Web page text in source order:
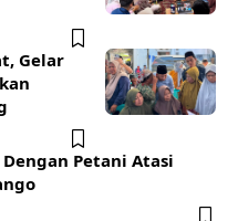
Gelar
Petani Atasi